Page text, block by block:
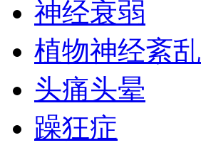
神经衰弱
植物神经紊乱
头痛头晕
躁狂症